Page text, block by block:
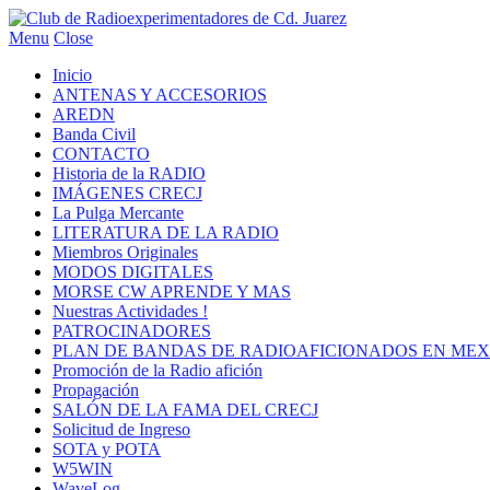
Menu Close
Inicio
ANTENAS Y ACCESORIOS
AREDN
Banda Civil
CONTACTO
Historia de la RADIO
IMÁGENES CRECJ
La Pulga Mercante
LITERATURA DE LA RADIO
Miembros Originales
MODOS DIGITALES
MORSE CW APRENDE Y MAS
Nuestras Actividades !
PATROCINADORES
PLAN DE BANDAS DE RADIOAFICIONADOS EN
Promoción de la Radio afición
Propagación
SALÓN DE LA FAMA DEL CRECJ
Solicitud de Ingreso
SOTA y POTA
W5WIN